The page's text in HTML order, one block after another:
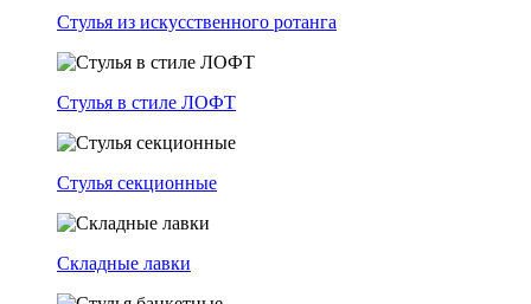
Стулья из искусственного ротанга
Стулья в стиле ЛОФТ
Стулья секционные
Складные лавки